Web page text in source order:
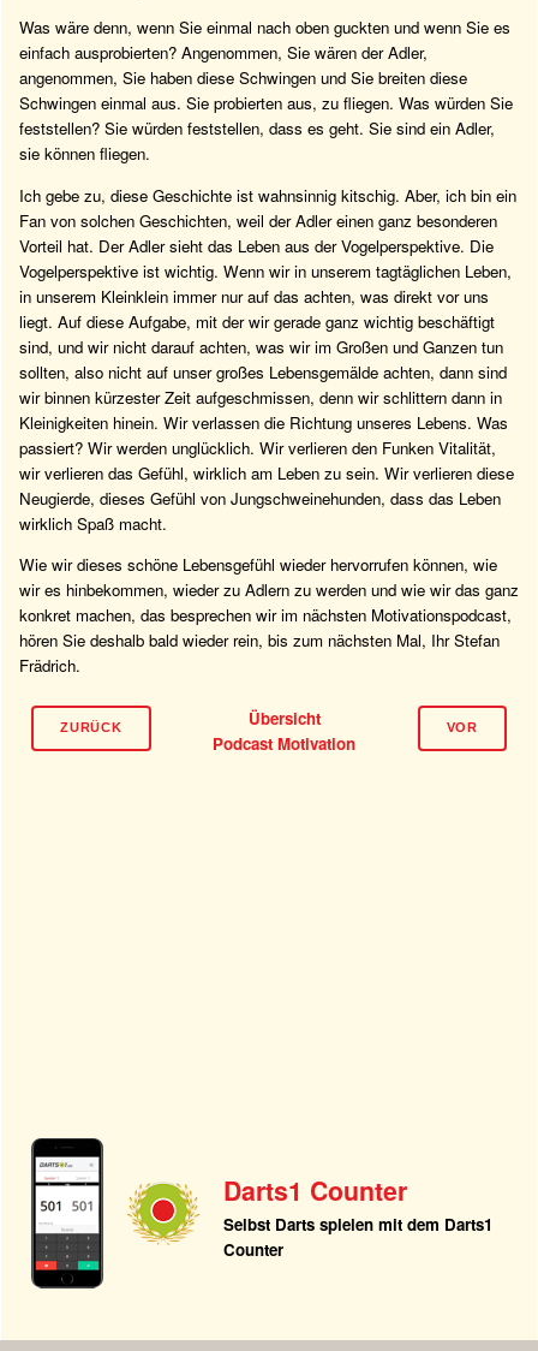
Was wäre denn, wenn Sie einmal nach oben guckten und wenn Sie es
einfach ausprobierten? Angenommen, Sie wären der Adler,
angenommen, Sie haben diese Schwingen und Sie breiten diese
Schwingen einmal aus. Sie probierten aus, zu fliegen. Was würden Sie
feststellen? Sie würden feststellen, dass es geht. Sie sind ein Adler,
sie können fliegen.
Ich gebe zu, diese Geschichte ist wahnsinnig kitschig. Aber, ich bin ein
Fan von solchen Geschichten, weil der Adler einen ganz besonderen
Vorteil hat. Der Adler sieht das Leben aus der Vogelperspektive. Die
Vogelperspektive ist wichtig. Wenn wir in unserem tagtäglichen Leben,
in unserem Kleinklein immer nur auf das achten, was direkt vor uns
liegt. Auf diese Aufgabe, mit der wir gerade ganz wichtig beschäftigt
sind, und wir nicht darauf achten, was wir im Großen und Ganzen tun
sollten, also nicht auf unser großes Lebensgemälde achten, dann sind
wir binnen kürzester Zeit aufgeschmissen, denn wir schlittern dann in
Kleinigkeiten hinein. Wir verlassen die Richtung unseres Lebens. Was
passiert? Wir werden unglücklich. Wir verlieren den Funken Vitalität,
wir verlieren das Gefühl, wirklich am Leben zu sein. Wir verlieren diese
Neugierde, dieses Gefühl von Jungschweinehunden, dass das Leben
wirklich Spaß macht.
Wie wir dieses schöne Lebensgefühl wieder hervorrufen können, wie
wir es hinbekommen, wieder zu Adlern zu werden und wie wir das ganz
konkret machen, das besprechen wir im nächsten Motivationspodcast,
hören Sie deshalb bald wieder rein, bis zum nächsten Mal, Ihr Stefan
Frädrich.
ZURÜCK
Übersicht
Podcast Motivation
VOR
Darts1 Counter
Selbst Darts spielen mit dem Darts1
Counter